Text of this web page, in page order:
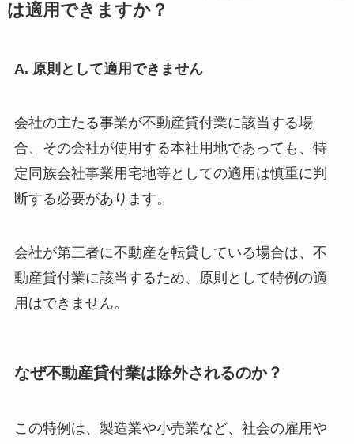
は適用できますか？
A. 原則として適用できません
会社の主たる事業が不動産貸付業に該当する場
合、その会社が使用する本社用地であっても、特
定同族会社事業用宅地等としての適用は慎重に判
断する必要があります。
会社が第三者に不動産を転貸している場合は、不
動産貸付業に該当するため、原則として特例の適
用はできません。
なぜ不動産貸付業は除外されるのか？
この特例は、製造業や小売業など、社会の雇用や